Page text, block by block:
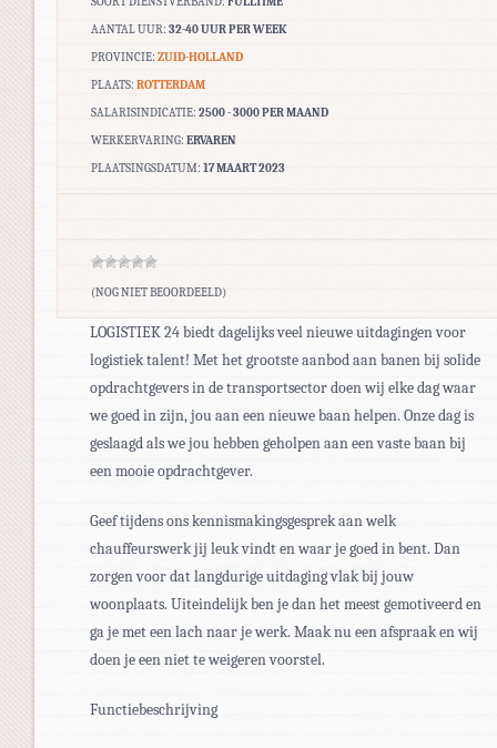
AANTAL UUR: 32-40 UUR PER WEEK
PROVINCIE: ZUID-HOLLAND
PLAATS: ROTTERDAM
SALARISINDICATIE: 2500 - 3000 PER MAAND
WERKERVARING: ERVAREN
PLAATSINGSDATUM: 17 MAART 2023
(NOG NIET BEOORDEELD)
LOGISTIEK 24 biedt dagelijks veel nieuwe uitdagingen voor
logistiek talent! Met het grootste aanbod aan banen bij solide
opdrachtgevers in de transportsector doen wij elke dag waar
we goed in zijn, jou aan een nieuwe baan helpen. Onze dag is
geslaagd als we jou hebben geholpen aan een vaste baan bij
een mooie opdrachtgever.
Geef tijdens ons kennismakingsgesprek aan welk
chauffeurswerk jij leuk vindt en waar je goed in bent. Dan
zorgen voor dat langdurige uitdaging vlak bij jouw
woonplaats. Uiteindelijk ben je dan het meest gemotiveerd en
ga je met een lach naar je werk. Maak nu een afspraak en wij
doen je een niet te weigeren voorstel.
Functiebeschrijving